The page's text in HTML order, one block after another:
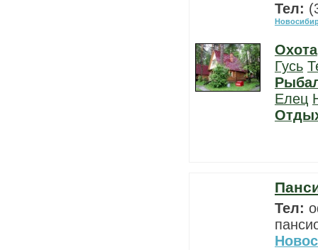
Тел:
Охота
Гусь
Елец
Тел: